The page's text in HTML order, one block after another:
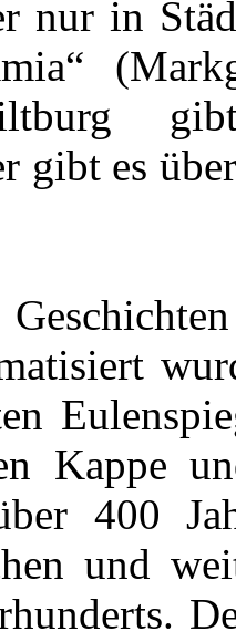
nur in
gibt es
Kappe
400
und